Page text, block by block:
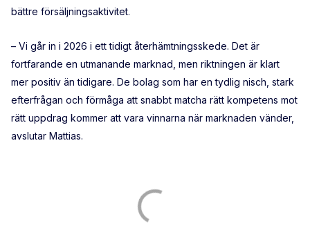
bättre försäljningsaktivitet.
– Vi går in i 2026 i ett tidigt återhämtningsskede. Det är
fortfarande en utmanande marknad, men riktningen är klart
mer positiv än tidigare. De bolag som har en tydlig nisch, stark
efterfrågan och förmåga att snabbt matcha rätt kompetens mot
rätt uppdrag kommer att vara vinnarna när marknaden vänder,
avslutar Mattias.